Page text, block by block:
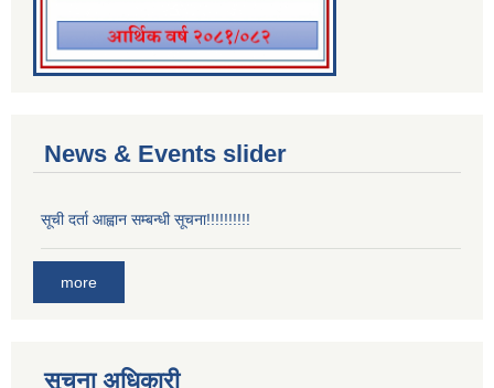
News & Events slider
सूची दर्ता आह्वान सम्बन्धी सूचना!!!!!!!!!!
more
सूचना अधिकारी